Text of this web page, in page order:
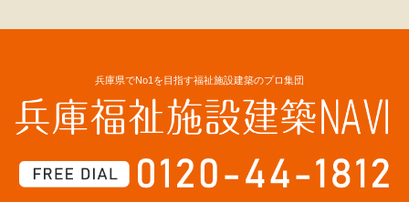
兵庫県でNo1を目指す福祉施設建築のプロ集団